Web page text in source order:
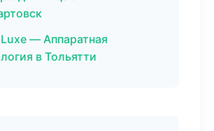
— Аппаратная
в Тольятти